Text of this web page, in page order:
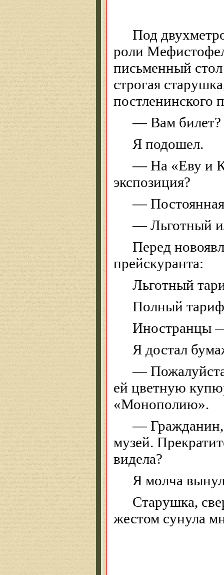
Под
роли
письменный
строгая
постленинского
— Вам билет?
Я подошел.
— На «Еву и
экспозиция?
—
— Льготный
Перед
прейскуранта:
Льготный
Полный
Иностранцы
Я достал
—
ей цветную
«Монополию».
—
музей.
видела?
Я молча
Старушка,
жестом сунула